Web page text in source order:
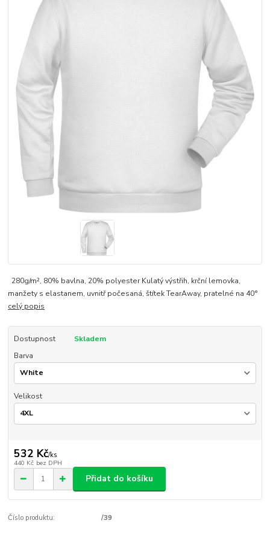
280g/m², 80% bavlna, 20% polyester Kulatý výstřih, krční lemovka,
manžety s elastanem, uvnitř počesaná, štítek TearAway, pratelné na 40°
celý popis
Dostupnost
Skladem
Barva
Velikost
532 Kč/ks
440 Kč bez DPH
Přidat do košíku
Číslo produktu: /39